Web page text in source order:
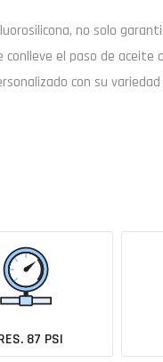
, no solo
el paso de aceite
con su variedad
87 PSI